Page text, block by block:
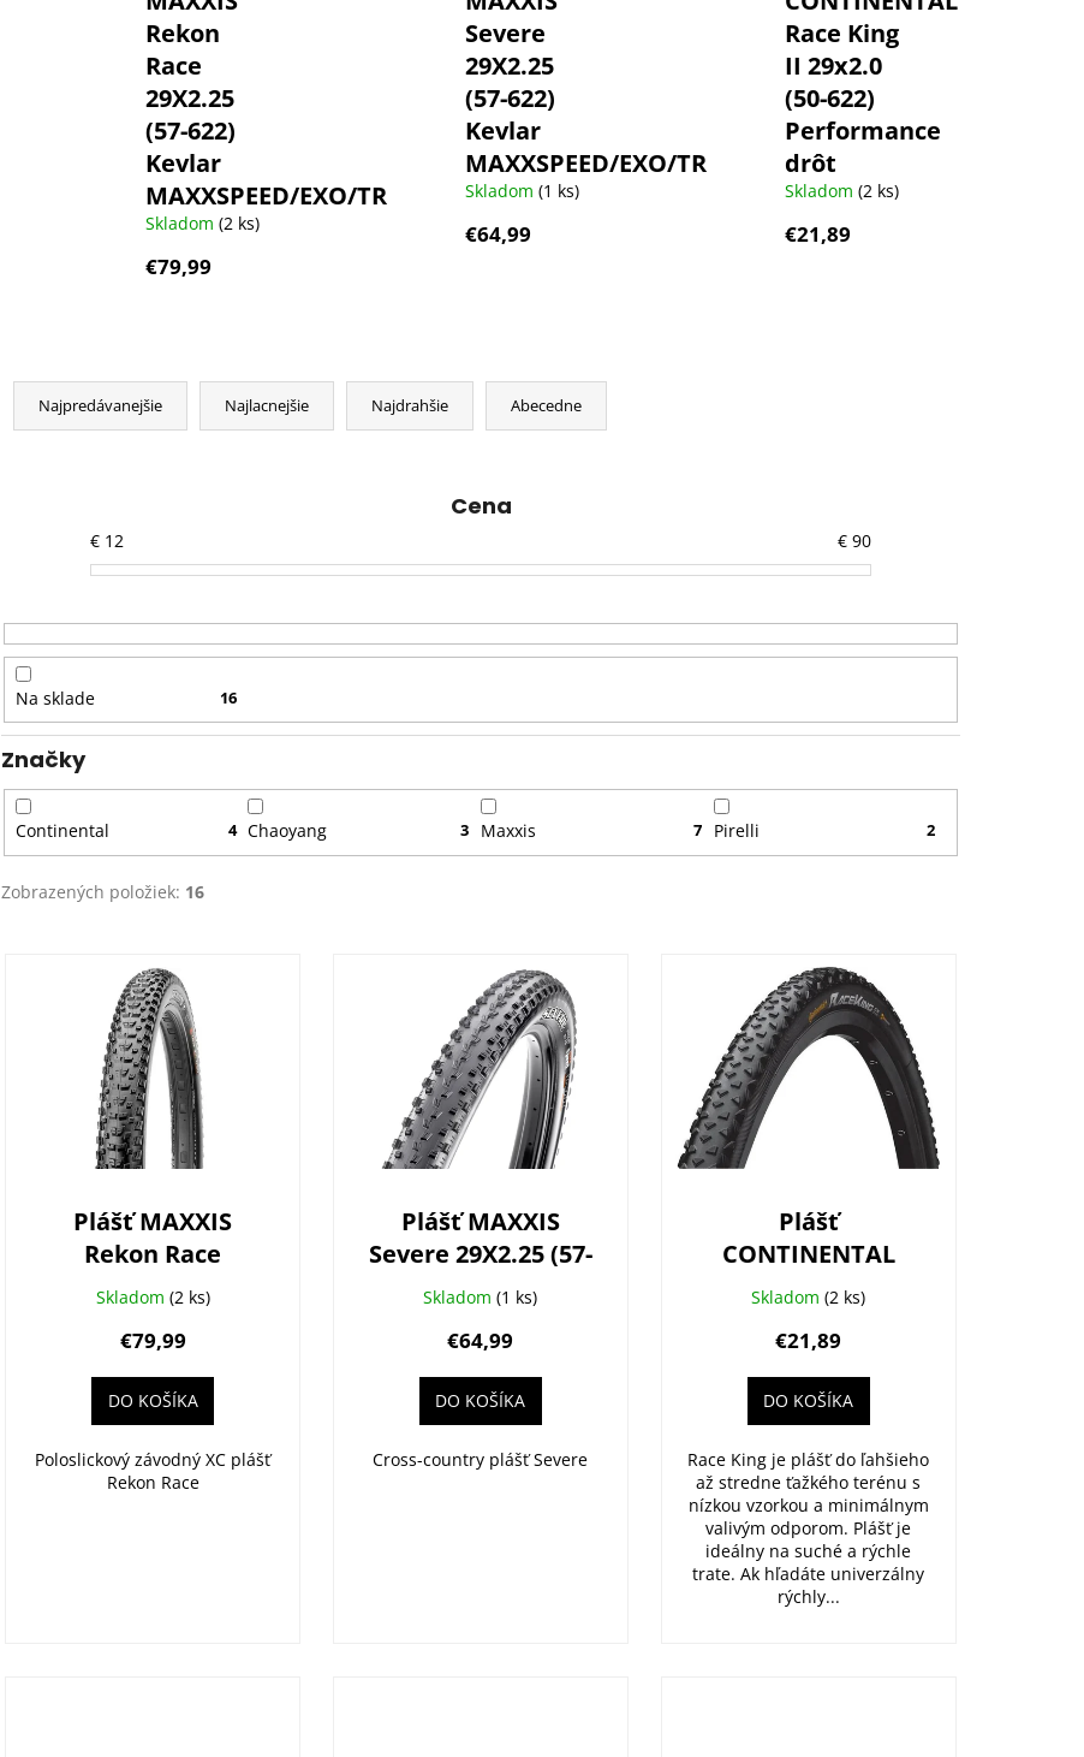
Rekon
Race
29X2.25
(57-622)
Kevlar
MAXXSPEED/EXO/TR
Skladom (2 ks)
€79,99
Severe
29X2.25
(57-622)
Kevlar
MAXXSPEED/EXO/TR
Skladom (1 ks)
€64,99
Race King
II 29x2.0
(50-622)
Performance
drôt
Skladom (2 ks)
€21,89
R
d
r
o
d
u
k
t
o
v
Najpredávanejšie Najlacnejšie Najdrahšie Abecedne
Cena
€ 12 € 90
Na sklade 16
Značky
Continental 4 Chaoyang 3 Maxxis 7 Pirelli 2
Zobrazených položiek: 16
Plášť MAXXIS
Rekon Race
29X2.25 (57-622)
MAXXSPEED/EXO/TR
Skladom (2 ks)
€79,99
DO KOŠÍKA
Poloslickový závodný XC plášť
Rekon Race
Plášť MAXXIS
Severe 29X2.25 (57-
622) Kevlar
Skladom(1 ks)
€64,99
DO KOŠÍKA
Cross-country plášť Severe
Plášť
CONTINENTAL
Race King II 29x2.0
Performance drôt
Skladom(2 ks)
€21,89
DO KOŠÍKA
Race King je plášť do ľahšieho
až stredne ťažkého terénu s
nízkou vzorkou a minimálnym
valivým odporom. Plášť je
ideálny na suché a rýchle
trate. Ak hľadáte univerzálny
rýchly...